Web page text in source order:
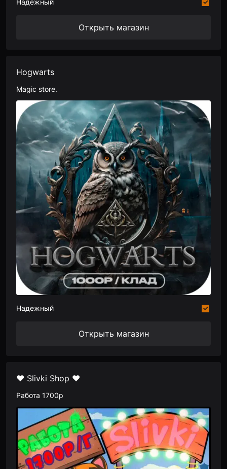
Надежный
Открыть магазин
Hogwarts
Magic store.
Надежный
Открыть магазин
❤️ Slivki Shop ❤️
Работа 1700р